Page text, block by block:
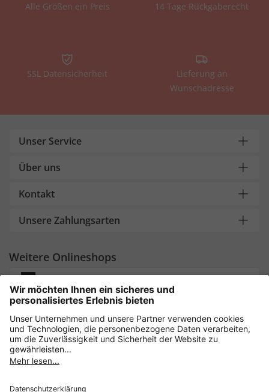
Alle Größen ein Preis 14 Tage Rückgaberecht
SSL Datensicherheit
Lieferung an
Wunschadresse
Unser Service
Über uns
Kontakt
Unsere Zahlungsarten
Weitere Onlineshops
Deutschland
Sicher einkaufen mit